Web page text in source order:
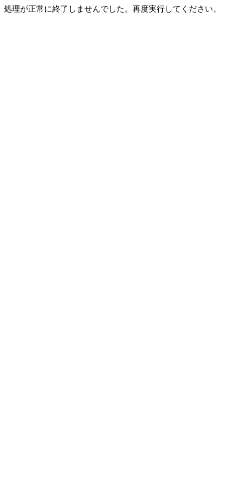
処理が正常に終了しませんでした。再度実行してください。